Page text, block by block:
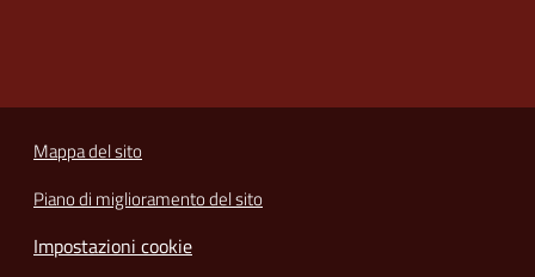
Mappa del sito
Piano di miglioramento del sito
Impostazioni cookie